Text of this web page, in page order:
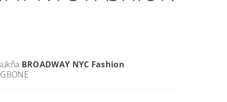
BROADWAY NYC Fashion